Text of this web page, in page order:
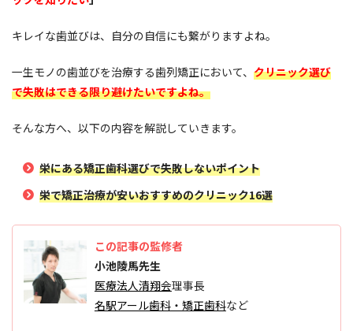
キレイな歯並びは、自分の自信にも繋がりますよね。
一生モノの歯並びを治療する歯列矯正において、 クリニック選び
で失敗はできる限り避けたいですよね。
そんな方へ、以下の内容を解説していきます。
栄にある矯正歯科選びで失敗しないポイント
栄で矯正治療が安いおすすめのクリニック16選
この記事の監修者
小池陵馬先生
医療法人清翔会理事長
名駅アール歯科・矯正歯科など